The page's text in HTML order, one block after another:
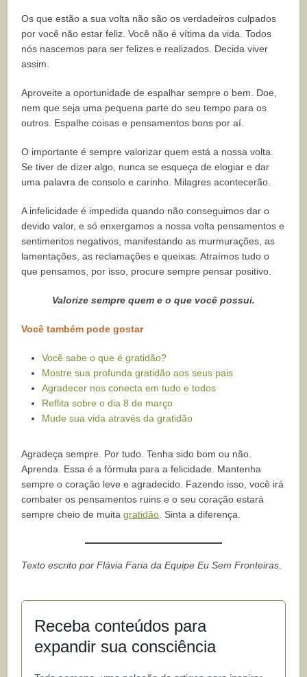
Os que estão a sua volta não são os verdadeiros culpados
por você não estar feliz. Você não é vítima da vida. Todos
nós nascemos para ser felizes e realizados. Decida viver
assim.
Aproveite a oportunidade de espalhar sempre o bem. Doe,
nem que seja uma pequena parte do seu tempo para os
outros. Espalhe coisas e pensamentos bons por aí.
O importante é sempre valorizar quem está a nossa volta.
Se tiver de dizer algo, nunca se esqueça de elogiar e dar
uma palavra de consolo e carinho. Milagres acontecerão.
A infelicidade é impedida quando não conseguimos dar o
devido valor, e só enxergamos a nossa volta pensamentos e
sentimentos negativos, manifestando as murmurações, as
lamentações, as reclamações e queixas. Atraímos tudo o
que pensamos, por isso, procure sempre pensar positivo.
Valorize sempre quem e o que você possui.
Você também pode gostar
Você sabe o que é gratidão?
Mostre sua profunda gratidão aos seus pais
Agradecer nos conecta em tudo e todos
Reflita sobre o dia 8 de março
Mude sua vida através da gratidão
Agradeça sempre. Por tudo. Tenha sido bom ou não.
Aprenda. Essa é a fórmula para a felicidade. Mantenha
sempre o coração leve e agradecido. Fazendo isso, você irá
combater os pensamentos ruins e o seu coração estará
sempre cheio de muitagratidão . Sinta a diferença.
Texto escrito por Flávia Faria da Equipe Eu Sem Fronteiras.
Receba conteúdos para
expandir sua consciência